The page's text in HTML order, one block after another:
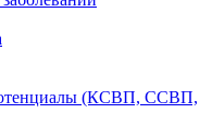
(КСВП, ССВП,